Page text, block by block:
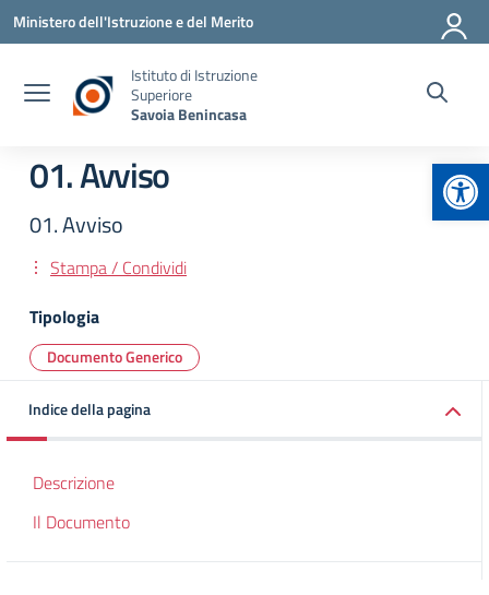
Vai ai contenuti
Vai al menu di navigazione
Vai al footer
Ministero dell'Istruzione e del Merito
Istituto di Istruzione
Superiore
Savoia Benincasa
01. Avviso
01. Avviso
Stampa / Condividi
Tipologia
Documento Generico
Indice della pagina
Descrizione
Il Documento